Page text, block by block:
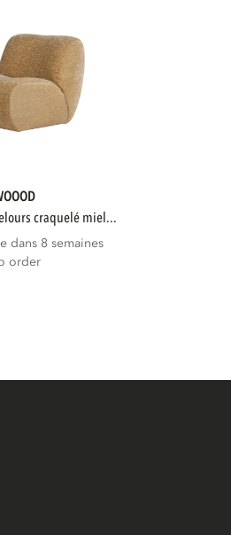
craquelé miel...
dans 8 semaines
order